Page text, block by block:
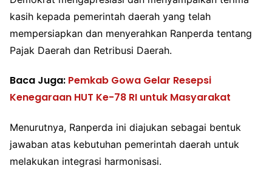
kasih kepada pemerintah daerah yang telah
mempersiapkan dan menyerahkan Ranperda tentang
Pajak Daerah dan Retribusi Daerah.
Baca Juga: Pemkab Gowa Gelar Resepsi
Kenegaraan HUT Ke-78 RI untuk Masyarakat
Menurutnya, Ranperda ini diajukan sebagai bentuk
jawaban atas kebutuhan pemerintah daerah untuk
melakukan integrasi harmonisasi.